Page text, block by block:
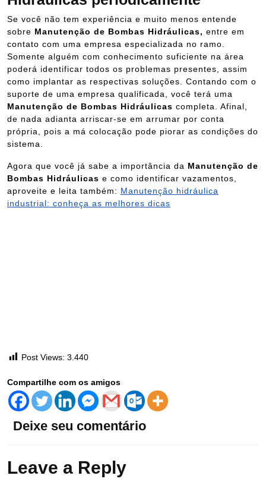
Se você não tem experiência e muito menos entende
sobre Manutenção de Bombas Hidráulicas, entre em
contato com uma empresa especializada no ramo.
Somente alguém com conhecimento suficiente na área
poderá identificar todos os problemas presentes, assim
como implantar as respectivas soluções. Contando com o
suporte de uma empresa qualificada, você terá uma
Manutenção de Bombas Hidráulicas completa. Afinal,
de nada adianta arriscar-se em arrumar por conta
própria, pois a má colocação pode piorar as condições do
sistema.
Agora que você já sabe a importância da Manutenção de
Bombas Hidráulicas e como identificar vazamentos,
aproveite e leita também: Manutenção hidráulica
industrial: conheça as melhores dicas
Post Views: 3.440
Compartilhe com os amigos
Deixe seu comentário
Leave a Reply